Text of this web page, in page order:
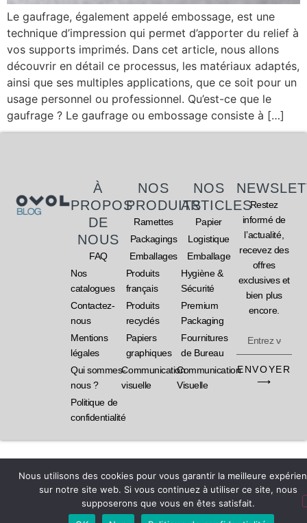
Le gaufrage, également appelé embossage, est une
technique d’impression qui permet d’apporter du relief à
vos supports imprimés. Dans cet article, nous allons
découvrir en détail ce processus, les matériaux adaptés,
ainsi que ses multiples applications, que ce soit pour un
usage personnel ou professionnel. Qu’est-ce que le
gaufrage ? Le gaufrage ou embossage consiste à […]
À
PROPOS
DE
NOUS
FAQ
Nos
catalogues
Contactez-
nous
Mentions
légales
Qui sommes-
nous ?
Politique de
confidentialité
NOS
PRODUITS
Ramettes
Packagings
Emballages
Produits
français
Produits
recyclés
Papiers
graphiques
Communication
visuelle
NOS
ARTICLES
Papier
Logistique
Emballage
Hygiène &
Sécurité
Premium
Packaging
Fournitures
de Bureau
Communication
Visuelle
Restez
informé de
l’actualité,
recevez des
offres
exclusives et
bien plus
encore.
ENVOYER
⟶
Nous utilisons des cookies pour vous garantir la meilleure
sur notre site web. Si vous continuez à utiliser ce site, nous
supposerons que vous en êtes satisfait.